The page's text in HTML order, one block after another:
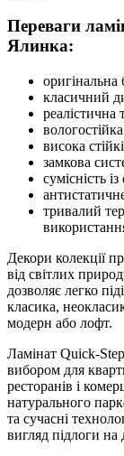
Переваги
Ялинка:
оригінальна
класичний
реалістична
висока
замкова
сумісність
тривалий
Декори колекції
від світлих
дозволяє легко
класика,
модерн або лофт.
Ламінат Quick-
вибором для
ресторанів і
натурального
та сучасні
вигляд підлоги на